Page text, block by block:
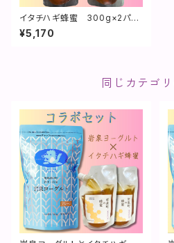
イタチハギ蜂蜜 300g×2パッ
ク**濃厚な香りと甘味**
¥5,170
同じカテゴ